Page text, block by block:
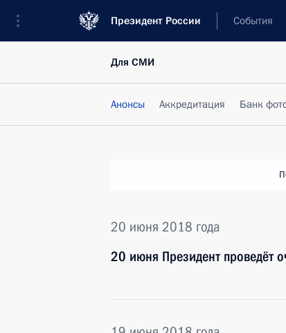
Президент России События
Для СМИ
Анонсы Аккредитация Банк
20 июня 2018 года
20 июня Президент проведёт